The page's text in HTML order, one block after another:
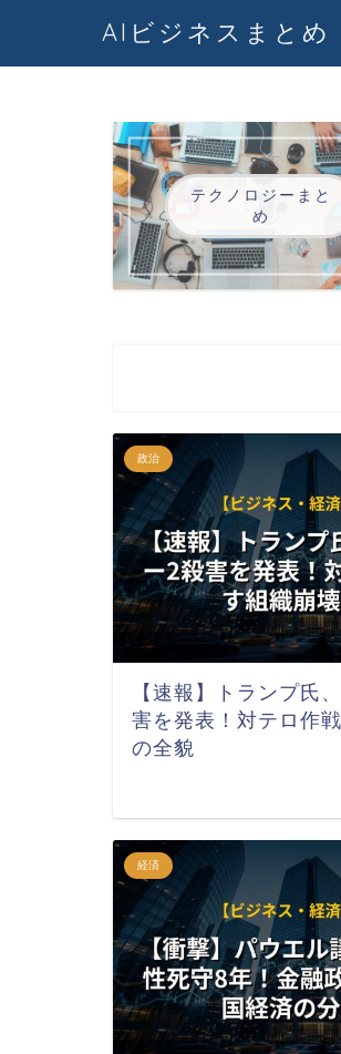
AIビジネスまとめ
テクノロジーまと
め
政治
【速報】トランプ氏
害を発表！対テロ作
の全貌
経済